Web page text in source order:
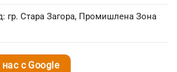
гр. Стара Загора, Промишлена Зона
с Google